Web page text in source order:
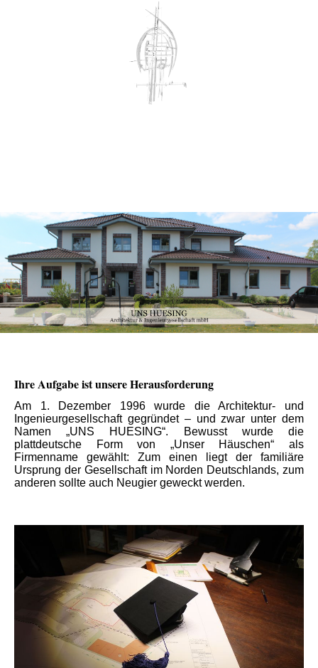
Ihre Aufgabe ist unsere Herausforderung
Am 1. Dezember 1996 wurde die Architektur- und
Ingenieurgesellschaft gegründet – und zwar unter dem
Namen „UNS HUESING“. Bewusst wurde die
plattdeutsche Form von „Unser Häuschen“ als
Firmenname gewählt: Zum einen liegt der familiäre
Ursprung der Gesellschaft im Norden Deutschlands, zum
anderen sollte auch Neugier geweckt werden.